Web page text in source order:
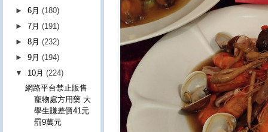
►6月(180)
►7月(191)
►8月(232)
►9月(194)
▼ 10月(224)
網路平台禁止販售
寵物處方用藥 大
學生賺差價41元
罰9萬元